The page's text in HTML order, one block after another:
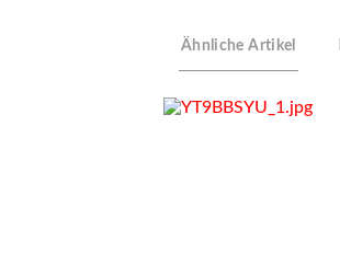
Ähnliche Artikel